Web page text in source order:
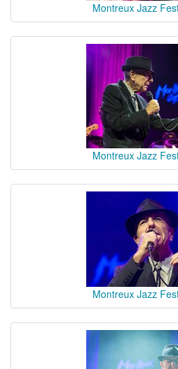
Montreux Jazz
Montreux Jazz
Montreux Jazz